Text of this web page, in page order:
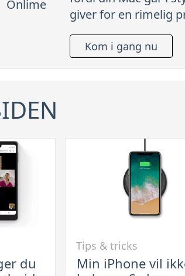
giver for en rimelig
Kom i gang nu
du
Min
Tips & tricks
Min iPhone vil